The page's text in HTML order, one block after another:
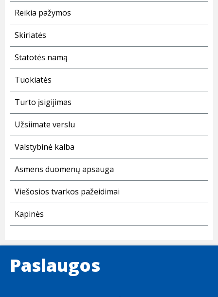
Reikia pažymos
Skiriatės
Statotės namą
Tuokiatės
Turto įsigijimas
Užsiimate verslu
Valstybinė kalba
Asmens duomenų apsauga
Viešosios tvarkos pažeidimai
Kapinės
Paslaugos